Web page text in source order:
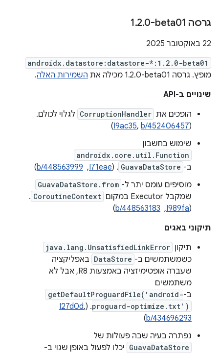
גרסה ‎1 .2.0-beta01
‫22 באוקטובר 2025
androidx.datastore:datastore-*:1.2.0-beta01
מופץ. גרסה ‎1.2.0-beta01 מכילה את השמירות האלה.
שינויים ב-API
הופכים את CorruptionHandler לגלוי לכולם.
(
I9ac35, b/452406457
)
שימוש בחשבון
androidx.core.util.Function
ב- GuavaDataStore
. ‫(
I71eae
, ‏
b/448563999
)
מוסיפים עומס יתר ל- GuavaDataStore.from
שמקבל Executor במקום CoroutineContext
.
(
I989fa
, ‏
b/448563183
)
תיקוני באגים
תיקון java.lang.UnsatisfiedLinkError
כשמשתמשים ב- DataStore באפליקציה
שעברה אופטימיזציה באמצעות R8, אבל לא
משתמשים
ב-getDefaultProguardFile('android-
proguard-optimize.txt')
. (
I27d0d,
b/434696293
)
נפתרה בעיה שבה פעולות של
GuavaDataStore יכלו לפעול באופן שגוי ב-